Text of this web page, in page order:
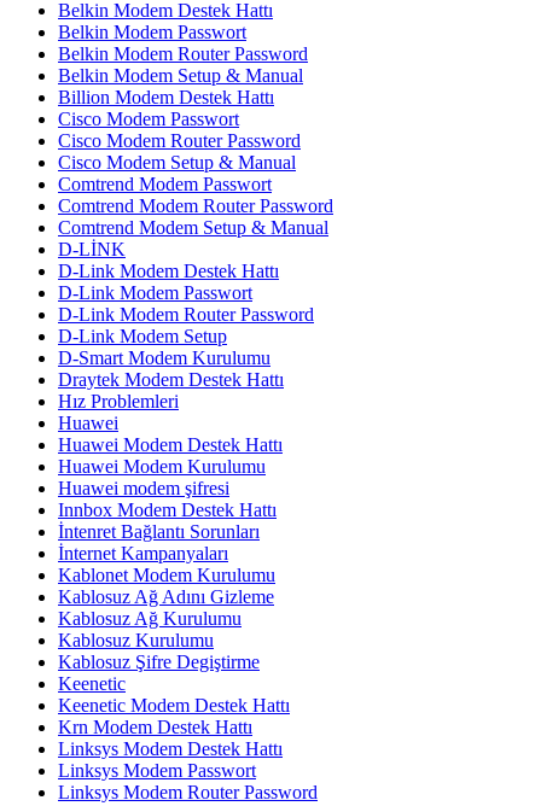
Belkin Modem Destek Hattı
Belkin Modem Passwort
Belkin Modem Router Password
Belkin Modem Setup & Manual
Billion Modem Destek Hattı
Cisco Modem Passwort
Cisco Modem Router Password
Cisco Modem Setup & Manual
Comtrend Modem Passwort
Comtrend Modem Router Password
Comtrend Modem Setup & Manual
D-LİNK
D-Link Modem Destek Hattı
D-Link Modem Passwort
D-Link Modem Router Password
D-Link Modem Setup
D-Smart Modem Kurulumu
Draytek Modem Destek Hattı
Hız Problemleri
Huawei
Huawei Modem Destek Hattı
Huawei Modem Kurulumu
Huawei modem şifresi
Innbox Modem Destek Hattı
İntenret Bağlantı Sorunları
İnternet Kampanyaları
Kablonet Modem Kurulumu
Kablosuz Ağ Adını Gizleme
Kablosuz Ağ Kurulumu
Kablosuz Kurulumu
Kablosuz Şifre Degiştirme
Keenetic
Keenetic Modem Destek Hattı
Krn Modem Destek Hattı
Linksys Modem Destek Hattı
Linksys Modem Passwort
Linksys Modem Router Password